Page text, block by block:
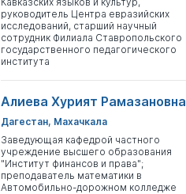
руководитель Центра евразийских
исследований, старший научный
сотрудник Филиала Ставропольского
государственного педагогического
института
Алиева Хурият Рамазановна
Дагестан, Махачкала
Заведующая кафедрой частного
учреждение высшего образования
"Институт финансов и права";
преподаватель математики в
Автомобильно-дорожном колледже